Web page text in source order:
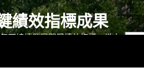
績效指標成果
可持續發展關鍵績效指標，當中